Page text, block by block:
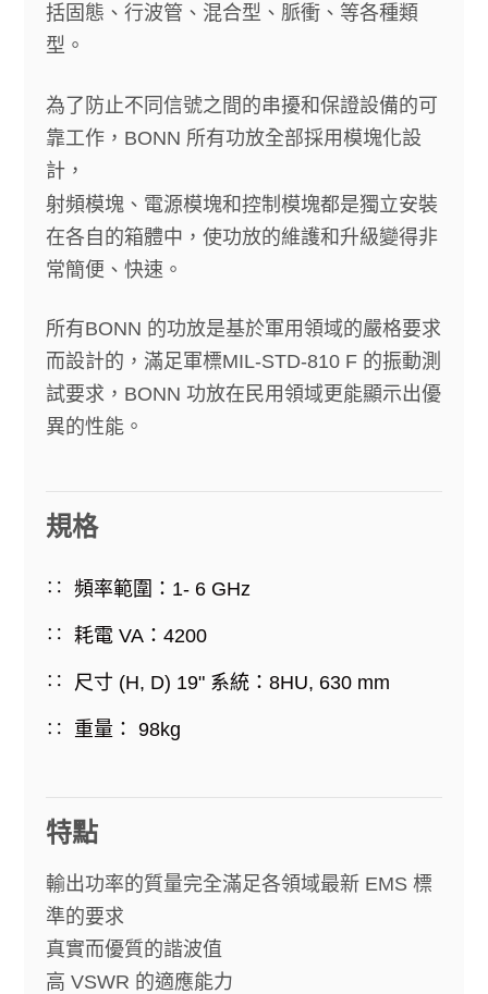
括固態、行波管、混合型、脈衝、等各種類
型。
為了防止不同信號之間的串擾和保證設備的可
靠工作， BONN 所有功放全部採用模塊化設
計，
射頻模塊、電源模塊和控制模塊都是獨立安裝
在各自的箱體中，使功放的維護和升級變得非
常簡便、快速。
所有BONN 的功放是基於軍用領域的嚴格要求
而設計的，滿足軍標MIL-STD-810 F 的振動測
試要求， BONN 功放在民用領域更能顯示出優
異的性能。
規格
頻率範圍： 1- 6 GHz
耗電 VA ：4200
尺寸 (H, D) 19" 系統：8HU, 630 mm
重量： 98kg
特點
輸出功率的質量完全滿足各領域最新 EMS標
準的要求
真實而優質的諧波值
高 VSWR 的適應能力